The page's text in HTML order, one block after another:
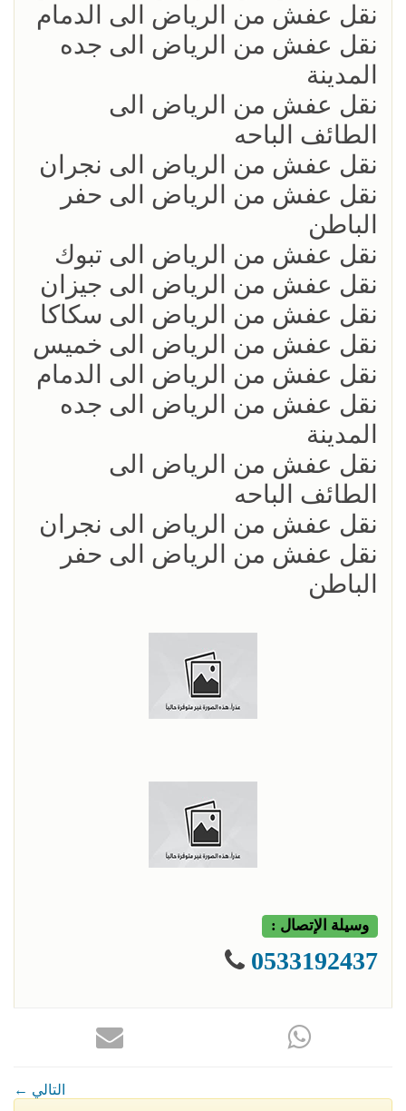
نقل عفش من الرياض الى الدمام
نقل عفش من الرياض الى جده
المدينة
نقل عفش من الرياض الى
الطائف الباحه
نقل عفش من الرياض الى نجران
نقل عفش من الرياض الى حفر
الباطن
نقل عفش من الرياض الى تبوك
نقل عفش من الرياض الى جيزان
نقل عفش من الرياض الى سكاكا
نقل عفش من الرياض الى خميس
نقل عفش من الرياض الى الدمام
نقل عفش من الرياض الى جده
المدينة
نقل عفش من الرياض الى
الطائف الباحه
نقل عفش من الرياض الى نجران
نقل عفش من الرياض الى حفر
الباطن
وسيلة الإتصال :
0533192437
← التالي